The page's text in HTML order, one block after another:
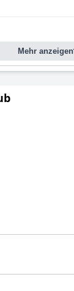
Mehr anzeigen